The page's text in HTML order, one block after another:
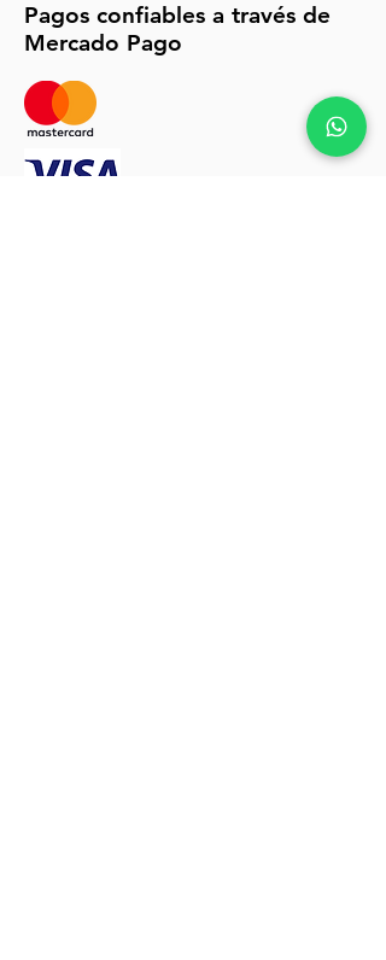
Pagos confiables a través de
Mercado Pago